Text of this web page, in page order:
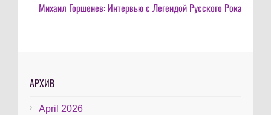
Михаил Горшенев: Интервью с Легендой Русского Рока
АРХИВ
April 2026